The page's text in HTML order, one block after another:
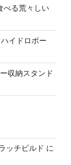
べる荒々しい
イドロボー
収納スタンド
ッチビルド に